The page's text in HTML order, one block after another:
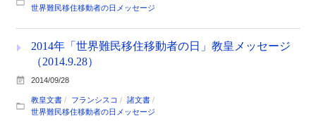
世界難民移住移動者の日メッセージ
2014年「世界難民移住移動者の日」教皇メッセージ
（2014.9.28）
2014/09/28
教皇文書 フランシスコ
諸文書
世界難民移住移動者の日メッセージ